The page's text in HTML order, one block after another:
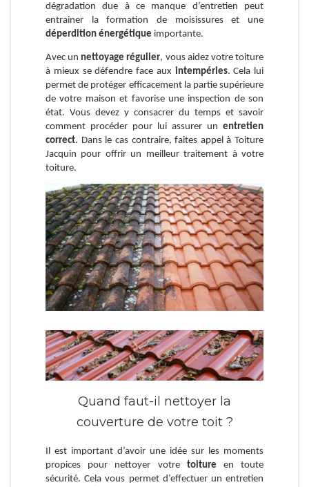
dégradation due à ce manque d’entretien peut
entrainer la formation de moisissures et une
déperdition énergétique importante.
Avec un nettoyage régulier, vous aidez votre toiture
à mieux se défendre face aux intempéries. Cela lui
permet de protéger efficacement la partie supérieure
de votre maison et favorise une inspection de son
état. Vous devez y consacrer du temps et savoir
comment procéder pour lui assurer un entretien
correct. Dans le cas contraire, faites appel à Toiture
Jacquin pour offrir un meilleur traitement à votre
toiture.
Quand faut-il nettoyer la
couverture de votre toit ?
Il est important d’avoir une idée sur les moments
propices pour nettoyer votre toiture en toute
sécurité. Cela vous permet d’effectuer un entretien